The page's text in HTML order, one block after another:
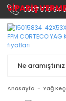
0507 576 64
Anasayfa Yağ
SİPARİŞ